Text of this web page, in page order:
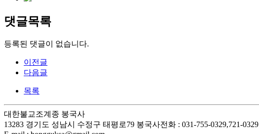
댓글목록
등록된 댓글이 없습니다.
이전글
다음글
목록
대한불교조계종 봉국사
13283 경기도 성남시 수정구 태평로79 봉국사전화 : 031-755-0329,721-0329